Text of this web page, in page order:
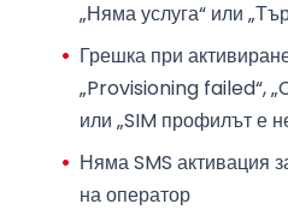
„Няма услуга“ или
Грешка при
„Provisioning failed“,
или „SIM профилът е
Няма SMS активация
на оператор